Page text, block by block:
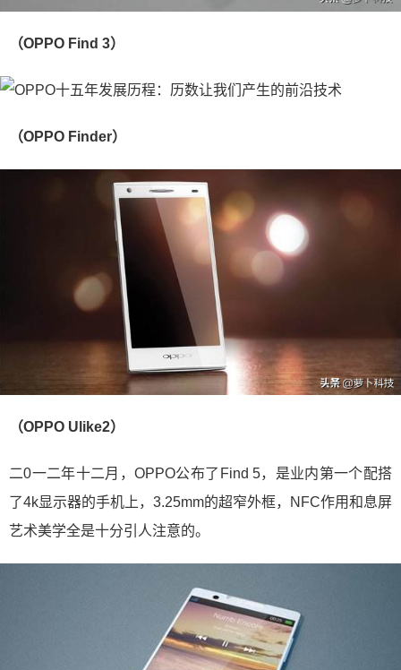
（OPPO Find 3）
（OPPO Finder）
（OPPO Ulike2）
二0一二年十二月，OPPO公布了Find 5，是业内第一个配搭
了4k显示器的手机上，3.25mm的超窄外框，NFC作用和息屏
艺术美学全是十分引人注意的。